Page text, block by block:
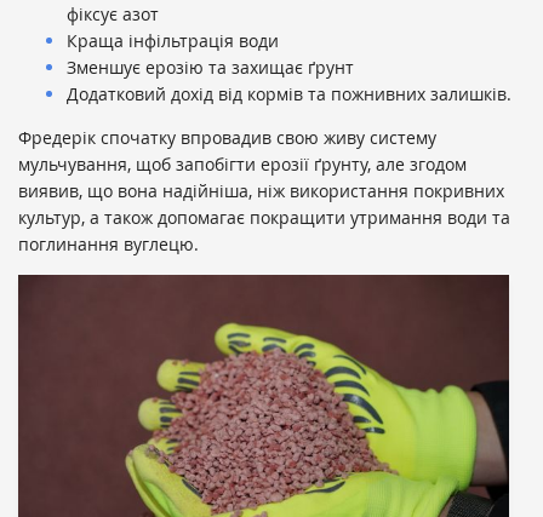
фіксує азот
Краща інфільтрація води
Зменшує ерозію та захищає ґрунт
Додатковий дохід від кормів та пожнивних залишків.
Фредерік спочатку впровадив свою живу систему
мульчування, щоб запобігти ерозії ґрунту, але згодом
виявив, що вона надійніша, ніж використання покривних
культур, а також допомагає покращити утримання води та
поглинання вуглецю.